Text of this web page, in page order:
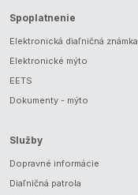
Spoplatnenie
Elektronická diaľničná známka
Elektronické mýto
EETS
Dokumenty - mýto
Služby
Dopravné informácie
Diaľničná patrola